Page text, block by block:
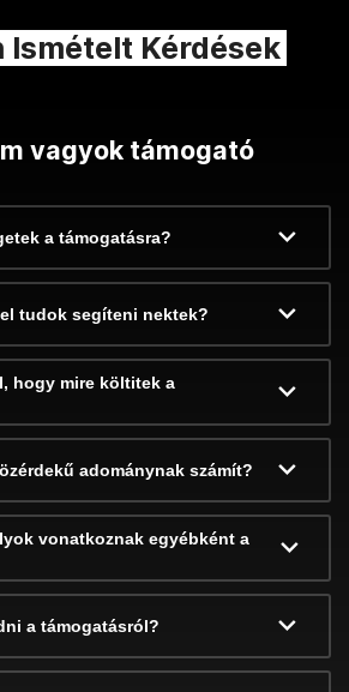
Ismételt Kérdések
vagyok támogató
a támogatásra?
tudok segíteni nektek?
hogy mire költitek a
adománynak számít?
vonatkoznak egyébként a
a támogatásról?